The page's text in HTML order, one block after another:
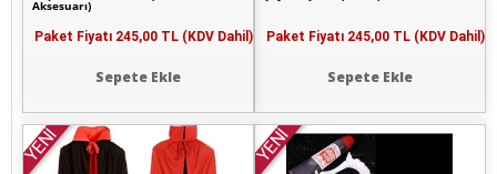
Paket Fiyatı 245,00 TL (KDV Dahil)
Sepete Ekle
Aksesuarı)
Paket Fiyatı 245,00 TL (KDV Dahil)
Sepete Ekle
YENİ
YENİ